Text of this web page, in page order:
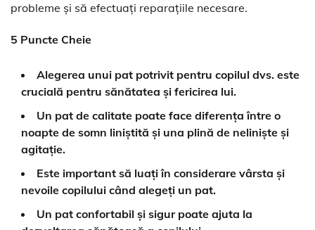
probleme și să efectuați reparațiile necesare.
5 Puncte Cheie
Alegerea unui pat potrivit pentru copilul dvs. este
crucială pentru sănătatea și fericirea lui.
Un pat de calitate poate face diferența între o
noapte de somn liniștită și una plină de neliniște și
agitație.
Este important să luați în considerare vârsta și
nevoile copilului când alegeți un pat.
Un pat confortabil și sigur poate ajuta la